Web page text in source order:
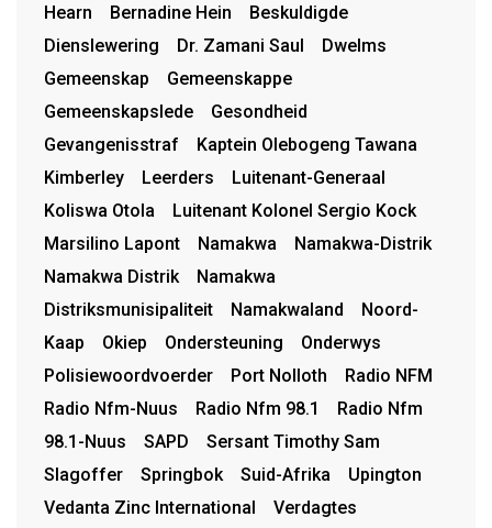
Hearn
Bernadine Hein
Beskuldigde
Dienslewering
Dr. Zamani Saul
Dwelms
Gemeenskap
Gemeenskappe
Gemeenskapslede
Gesondheid
Gevangenisstraf
Kaptein Olebogeng Tawana
Kimberley
Leerders
Luitenant-Generaal
Koliswa Otola
Luitenant Kolonel Sergio Kock
Marsilino Lapont
Namakwa
Namakwa-Distrik
Namakwa Distrik
Namakwa
Distriksmunisipaliteit
Namakwaland
Noord-
Kaap
Okiep Ondersteuning
Onderwys
Polisiewoordvoerder
Port Nolloth
Radio NFM
Radio Nfm-Nuus
Radio Nfm 98.1
Radio Nfm
98.1-Nuus
SAPD
Sersant Timothy Sam
Slagoffer
Springbok Suid-Afrika
Upington
Vedanta Zinc International
Verdagtes